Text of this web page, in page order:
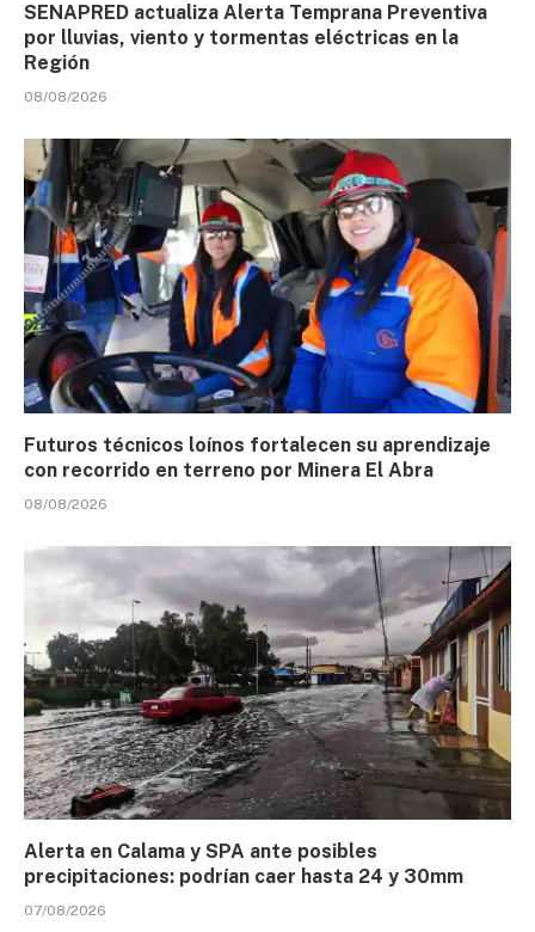
SENAPRED actualiza Alerta Temprana Preventiva
por lluvias, viento y tormentas eléctricas en la
Región
08/08/2026
Futuros técnicos loínos fortalecen su aprendizaje
con recorrido en terreno por Minera El Abra
08/08/2026
Alerta en Calama y SPA ante posibles
precipitaciones: podrían caer hasta 24 y 30mm
07/08/2026